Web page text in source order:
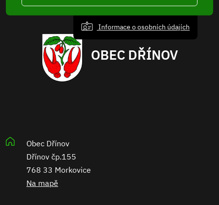
Informace o osobních údajích
OBEC DŘÍNOV
Obec Dřínov
Dřínov čp.155
768 33 Morkovice
Na mapě